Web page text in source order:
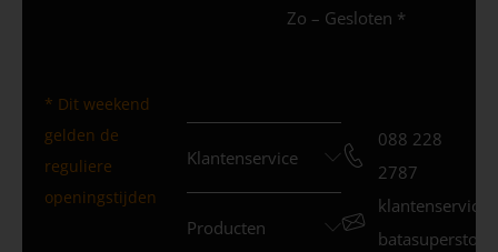
Zo – Gesloten *
* Dit weekend
gelden de
reguliere
openingstijden
Klantenservice
Producten
088 228
2787